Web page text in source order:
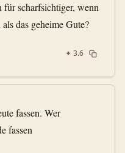
für scharfsichtiger, wenn
das geheime Gute?
✦ 3.6
fassen. Wer
fassen